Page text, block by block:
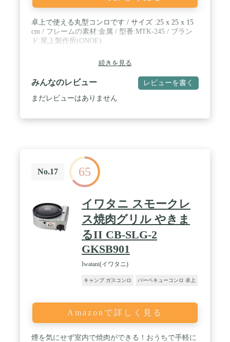
卓上で使える丸型コンロです / サイズ :25 x 25 x 15
cm / フレームの素材:金属 / 型番:MTK-245 / ブラン
ド:尾上製作所(ONOE)
続きを見る
みんなのレビュー レビューを書く
まだレビューはありません
No.17 65
イワタニ スモークレ
ス焼肉グリル やきま
るII CB-SLG-2
GKSB901
Iwatani(イワタニ)
キャンプ ガスコンロ バーベキューコンロ 卓上
Amazonで詳しく見る
煙を気にせず室内で焼肉ができる！おうちで手軽に